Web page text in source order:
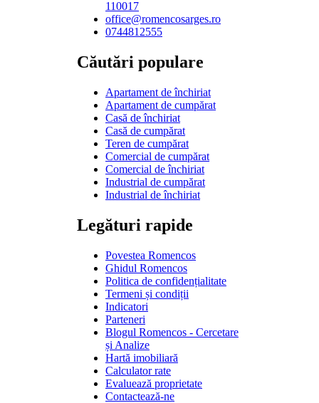
110017
office@romencosarges.ro
0744812555
Căutări populare
Apartament de închiriat
Apartament de cumpărat
Casă de închiriat
Casă de cumpărat
Teren de cumpărat
Comercial de cumpărat
Comercial de închiriat
Industrial de cumpărat
Industrial de închiriat
Legături rapide
Povestea Romencos
Ghidul Romencos
Politica de confidențialitate
Termeni și condiții
Indicatori
Parteneri
Blogul Romencos - Cercetare
și Analize
Hartă imobiliară
Calculator rate
Evaluează proprietate
Contactează-ne